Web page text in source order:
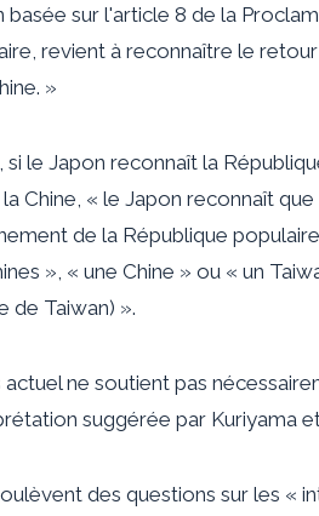
basée sur l'article 8 de la
revient à reconnaître le
»
si le Japon reconnaît la
Chine, « le Japon reconnaît
de la République
», « une Chine » ou « un
de Taiwan) ».
ne soutient pas
suggérée par Kuriyama et
des questions sur les «